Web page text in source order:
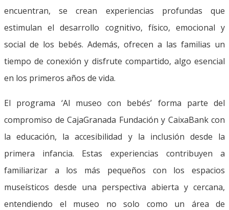
encuentran, se crean experiencias profundas que
estimulan el desarrollo cognitivo, físico, emocional y
social de los bebés. Además, ofrecen a las familias un
tiempo de conexión y disfrute compartido, algo esencial
en los primeros años de vida.
El programa ‘Al museo con bebés’ forma parte del
compromiso de CajaGranada Fundación y CaixaBank con
la educación, la accesibilidad y la inclusión desde la
primera infancia. Estas experiencias contribuyen a
familiarizar a los más pequeños con los espacios
museísticos desde una perspectiva abierta y cercana,
entendiendo el museo no solo como un área de